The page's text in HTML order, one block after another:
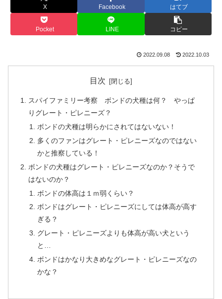
X Facebook はてブ
Pocket LINE コピー
2022.09.08 2022.10.03
目次
スパイファミリー考察 ボンドの犬種は何？ やっぱ
りグレート・ピレニーズ？
ボンドの犬種は明らかにされてはないない！
多くのファンはグレート・ピレニーズなのではない
かと推察している！
ボンドの犬種はグレート・ピレニーズなのか？そうで
はないのか？
ボンドの体高は１ｍ弱くらい？
ボンドはグレート・ピレニーズにしては体高が高す
ぎる？
グレート・ピレニーズよりも体高が高い犬という
と…
ボンドはかなり大きめなグレート・ピレニーズなの
かな？